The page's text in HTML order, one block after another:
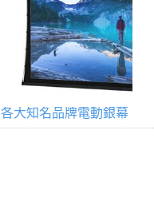
各大知名品牌電動銀幕